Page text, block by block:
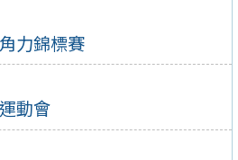
力錦標賽
動會